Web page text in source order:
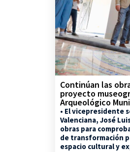
Continúan las
proyecto
Arqueológico
• El vicepresidente
Valenciana, José
obras para
de transformación
espacio cultural y